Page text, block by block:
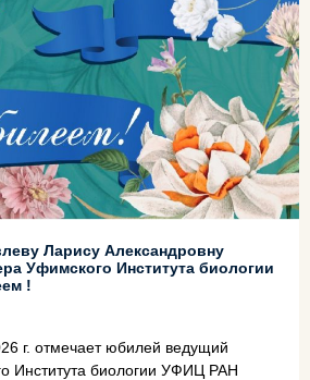
Ларису Александровну
Уфимского Института биологии
!
г. отмечает юбилей ведущий
Института биологии УФИЦ РАН